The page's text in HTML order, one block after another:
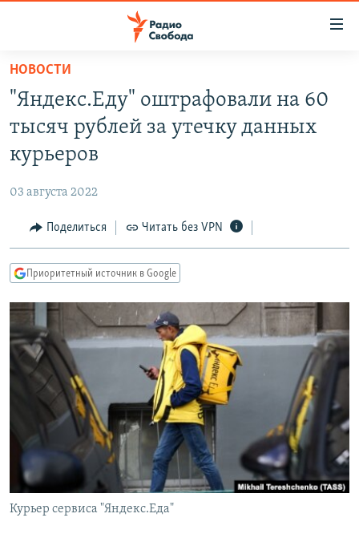
упрощенного
доступа
основному
Вернутся
Вернутся
поиску
ПРОГРАММЫ
ПОДКАСТЫ
АВТОРСКИЕ ПРОЕКТЫ
МНЕНИЯ
КУЛЬТУРА
КАВКАЗ.РЕАЛИИ
СЕВЕР.РЕАЛИИ
СИБИРЬ.РЕАЛИИ
РАСПИСАНИЕ ВЕЩАНИЯ
ПОДПИШИТЕСЬ НА РАССЫЛКУ
СОЦИАЛЬНЫЕ СЕТИ
НОВОСТИ
"Яндекс.Еду" оштрафовали на 60
тысяч рублей за утечку данных
курьеров
03 августа 2022
Поделиться Читать без VPN
Приоритетный источник в Google
Курьер сервиса "Яндекс.Еда"